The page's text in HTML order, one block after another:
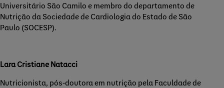
Universitário São Camilo e membro do departamento de
Nutrição da Sociedade de Cardiologia do Estado de São
Paulo (SOCESP).
Lara Cristiane Natacci
Nutricionista, pós-doutora em nutrição pela Faculdade de